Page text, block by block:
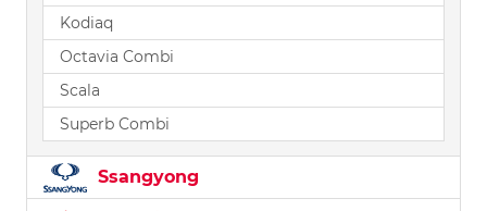
Kodiaq
Octavia Combi
Scala
Superb Combi
Ssangyong